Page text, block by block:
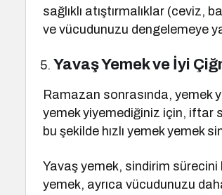
sağlıklı atıştırmalıklar (ceviz,
ve vücudunuzu dengelemeye
Yavaş Yemek ve İyi
Ramazan sonrasında, yemek
yemek yiyemediğiniz için, iftar
bu şekilde hızlı yemek yemek
Yavaş yemek, sindirim sürecini
yemek, ayrıca vücudunuzu